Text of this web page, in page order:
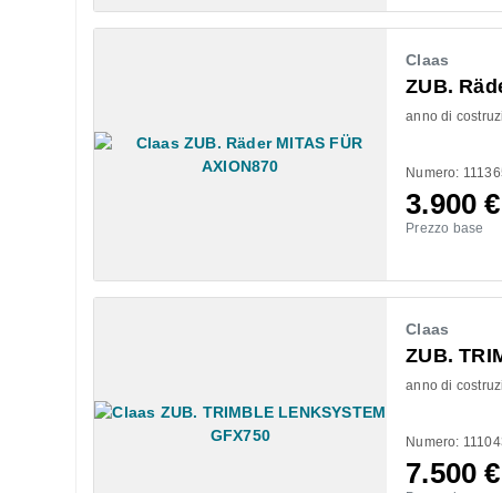
Claas
ZUB.
anno di
Numero:
3.900€
Prezzo base
Claas
ZUB.
anno di
Numero:
7.500€